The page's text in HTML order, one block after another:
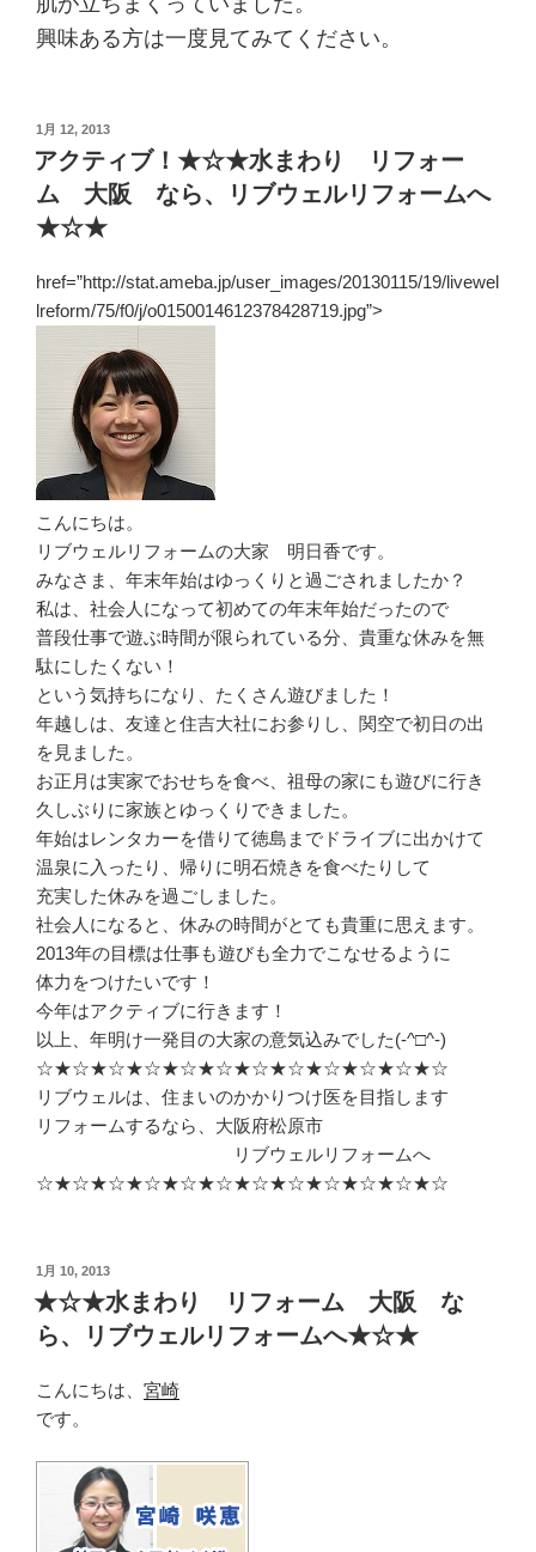
興味ある方は一度見てみてください。
投
稿
日:
1月 12, 2013
アクティブ！★☆★水まわり リフォー
ム 大阪 なら、リブウェルリフォームへ
★☆★
href=”http://stat.ameba.jp/user_images/20130115/19/livewel
lreform/75/f0/j/o0150014612378428719.jpg”>
こんにちは。
リブウェルリフォームの大家 明日香です。
みなさま、年末年始はゆっくりと過ごされましたか？
私は、社会人になって初めての年末年始だったので
普段仕事で遊ぶ時間が限られている分、貴重な休みを無
駄にしたくない！
という気持ちになり、たくさん遊びました！
年越しは、友達と住吉大社にお参りし、関空で初日の出
を見ました。
お正月は実家でおせちを食べ、祖母の家にも遊びに行き
久しぶりに家族とゆっくりできました。
年始はレンタカーを借りて徳島までドライブに出かけて
温泉に入ったり、帰りに明石焼きを食べたりして
充実した休みを過ごしました。
社会人になると、休みの時間がとても貴重に思えます。
2013年の目標は仕事も遊びも全力でこなせるように
体力をつけたいです！
今年はアクティブに行きます！
以上、年明け一発目の大家の意気込みでした(-^□^-)
☆★☆★☆★☆★☆★☆★☆★☆★☆★☆★☆★☆
リブウェルは、住まいのかかりつけ医を目指します
リフォームするなら、大阪府松原市
リブウェルリフォームへ
☆★☆★☆★☆★☆★☆★☆★☆★☆★☆★☆★☆
投
稿
日:
1月 10, 2013
★☆★水まわり リフォーム 大阪 な
ら、リブウェルリフォームへ★☆★
こんにちは、 宮崎
です。